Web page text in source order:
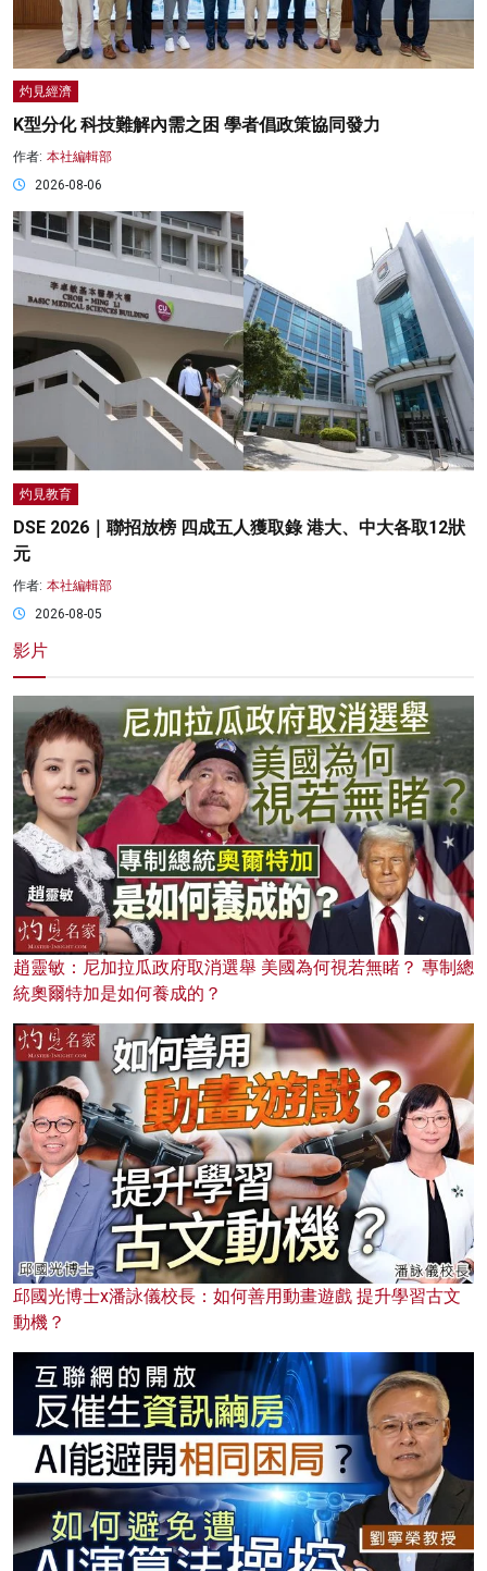
灼見經濟
K型分化 科技難解內需之困 學者倡政策協同發力
作者: 本社編輯部
2026-08-06
灼見教育
DSE 2026｜聯招放榜 四成五人獲取錄 港大、中大各取12狀
元
作者: 本社編輯部
2026-08-05
影片
趙靈敏：尼加拉瓜政府取消選舉 美國為何視若無睹？ 專制總
統奧爾特加是如何養成的？
邱國光博士x潘詠儀校長：如何善用動畫遊戲 提升學習古文
動機？